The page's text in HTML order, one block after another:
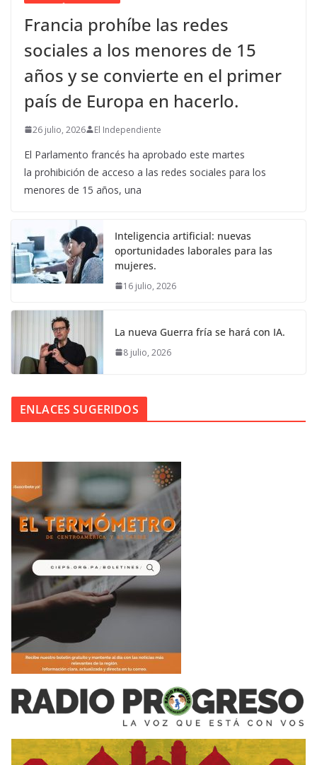
Francia prohíbe las redes
sociales a los menores de 15
años y se convierte en el primer
país de Europa en hacerlo.
26 julio, 2026 El Independiente
El Parlamento francés ha aprobado este martes
la prohibición de acceso a las redes sociales para los
menores de 15 años, una
Inteligencia artificial: nuevas
oportunidades laborales para las
mujeres.
16 julio, 2026
La nueva Guerra fría se hará con IA.
8 julio, 2026
ENLACES SUGERIDOS